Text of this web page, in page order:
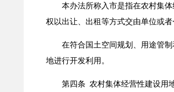
本办法所称入市是指在农村集体
权以出让、出租等方式交由单位或
在符合国土空间规划、用途管制
地进行开发利用。
第四条 农村集体经营性建设用地